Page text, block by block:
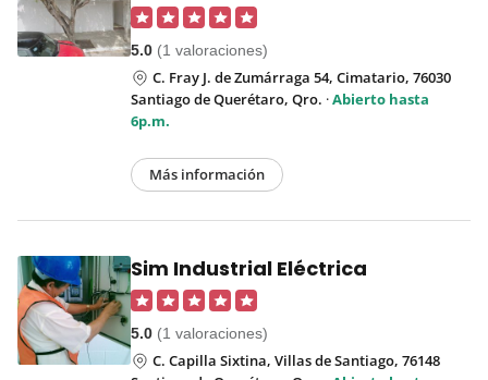
5.0 (1 valoraciones)
C. Fray J. de Zumárraga 54, Cimatario, 76030
Santiago de Querétaro, Qro. ·Abierto hasta
6p.m.
Más información
Sim Industrial Eléctrica
5.0 (1 valoraciones)
C. Capilla Sixtina, Villas de Santiago, 76148